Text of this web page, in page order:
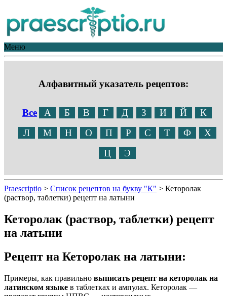
Меню
Алфавитный указатель рецептов:
Все А Б В Г Д З И Й
К
Л
М Н О П Р С Т Ф
Х
Ц
Э
Praescriptio > Список рецептов на букву "К" > Кеторолак
(раствор, таблетки) рецепт на латыни
Кеторолак (раствор, таблетки) рецепт
на латыни
Рецепт на Кеторолак на латыни:
Примеры, как правильно выписать рецепт на кеторолак на
латинском языке в таблетках и ампулах. Кеторолак —